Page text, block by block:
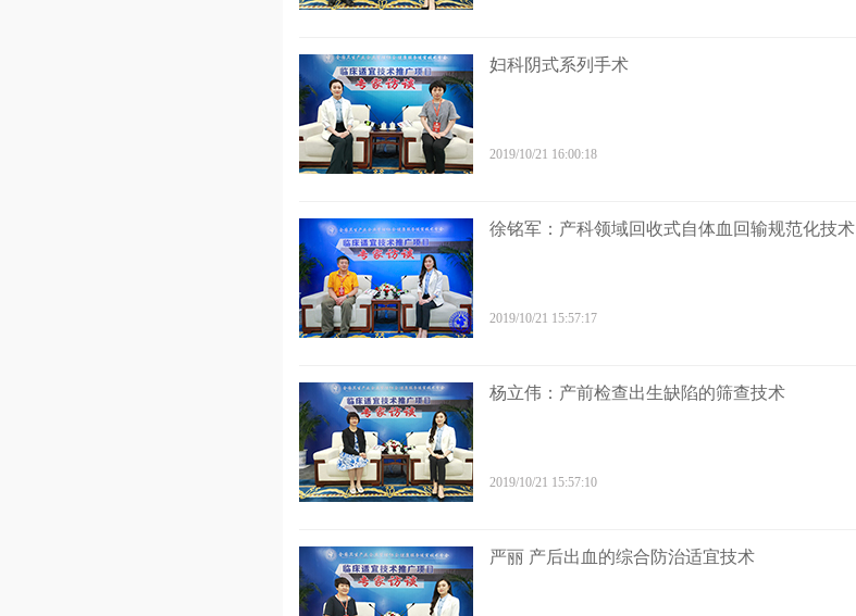
妇科阴式系列手术
2019/10/21 16:00:18
徐铭军：产科领域回收式自体血回输规范化技术
2019/10/21 15:57:17
杨立伟：产前检查出生缺陷的筛查技术
2019/10/21 15:57:10
严丽 产后出血的综合防治适宜技术